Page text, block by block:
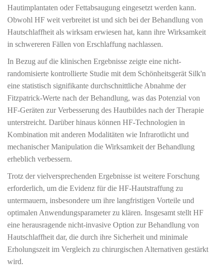
Hautimplantaten oder Fettabsaugung eingesetzt werden kann.
Obwohl HF weit verbreitet ist und sich bei der Behandlung von
Hautschlaffheit als wirksam erwiesen hat, kann ihre Wirksamkeit
in schwereren Fällen von Erschlaffung nachlassen.
In Bezug auf die klinischen Ergebnisse zeigte eine nicht-
randomisierte kontrollierte Studie mit dem Schönheitsgerät Silk'n
eine statistisch signifikante durchschnittliche Abnahme der
Fitzpatrick-Werte nach der Behandlung, was das Potenzial von
HF-Geräten zur Verbesserung des Hautbildes nach der Therapie
unterstreicht. Darüber hinaus können HF-Technologien in
Kombination mit anderen Modalitäten wie Infrarotlicht und
mechanischer Manipulation die Wirksamkeit der Behandlung
erheblich verbessern.
Trotz der vielversprechenden Ergebnisse ist weitere Forschung
erforderlich, um die Evidenz für die HF-Hautstraffung zu
untermauern, insbesondere um ihre langfristigen Vorteile und
optimalen Anwendungsparameter zu klären. Insgesamt stellt HF
eine herausragende nicht-invasive Option zur Behandlung von
Hautschlaffheit dar, die durch ihre Sicherheit und minimale
Erholungszeit im Vergleich zu chirurgischen Alternativen gestärkt
wird.